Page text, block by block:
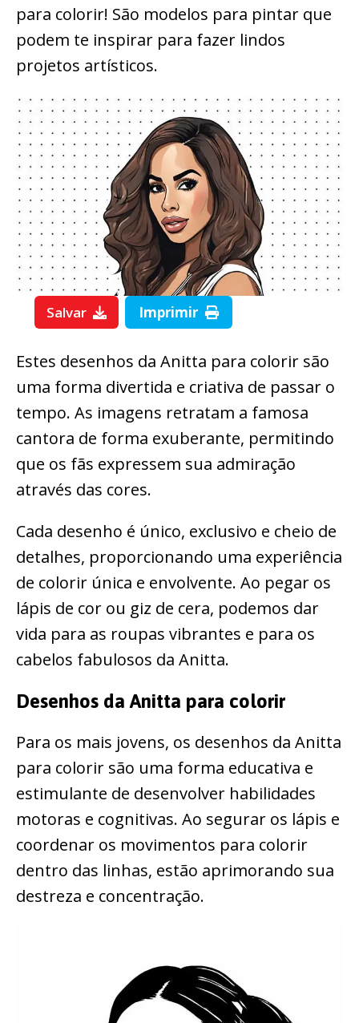
para colorir! São modelos para pintar que
podem te inspirar para fazer lindos
projetos artísticos.
Salvar Imprimir
Estes desenhos da Anitta para colorir são
uma forma divertida e criativa de passar o
tempo. As imagens retratam a famosa
cantora de forma exuberante, permitindo
que os fãs expressem sua admiração
através das cores.
Cada desenho é único, exclusivo e cheio de
detalhes, proporcionando uma experiência
de colorir única e envolvente. Ao pegar os
lápis de cor ou giz de cera, podemos dar
vida para as roupas vibrantes e para os
cabelos fabulosos da Anitta.
Desenhos da Anitta para colorir
Para os mais jovens, os desenhos da Anitta
para colorir são uma forma educativa e
estimulante de desenvolver habilidades
motoras e cognitivas. Ao segurar os lápis e
coordenar os movimentos para colorir
dentro das linhas, estão aprimorando sua
destreza e concentração.